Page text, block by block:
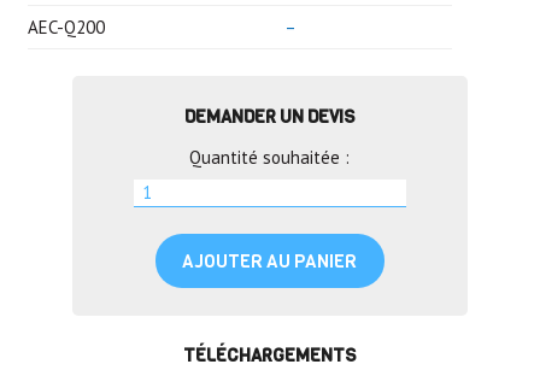
AEC-Q200
–
DEMANDER UN DEVIS
Quantité souhaitée :
AJOUTER AU PANIER
TÉLÉCHARGEMENTS